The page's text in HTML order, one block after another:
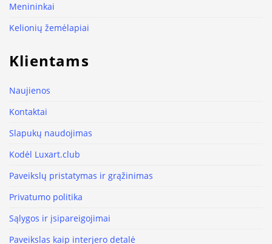
Menininkai
Kelionių žemėlapiai
Klientams
Naujienos
Kontaktai
Slapukų naudojimas
Kodėl Luxart.club
Paveikslų pristatymas ir grąžinimas
Privatumo politika
Sąlygos ir įsipareigojimai
Paveikslas kaip interjero detalė